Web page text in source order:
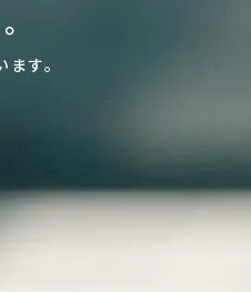
す。